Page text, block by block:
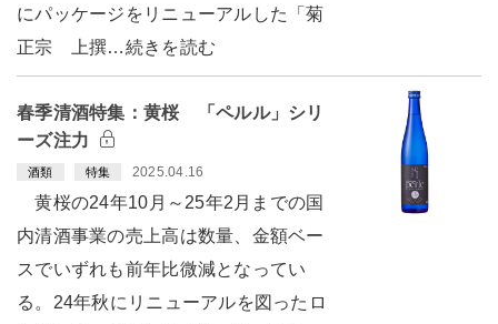
にパッケージをリニューアルした「菊
正宗 上撰…続きを読む
春季清酒特集：黄桜 「ペルル」シリ
ーズ注力
酒類 特集 2025.04.16
黄桜の24年10月～25年2月までの国
内清酒事業の売上高は数量、金額ベー
スでいずれも前年比微減となってい
る。24年秋にリニューアルを図ったロ